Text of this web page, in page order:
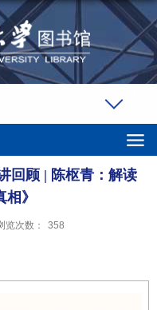
回顾 | 陈枢青：解读
相》
览次数： 358